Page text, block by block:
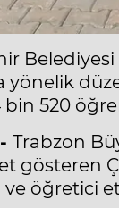
yönelik
520
Trabzon
gösteren
öğretici